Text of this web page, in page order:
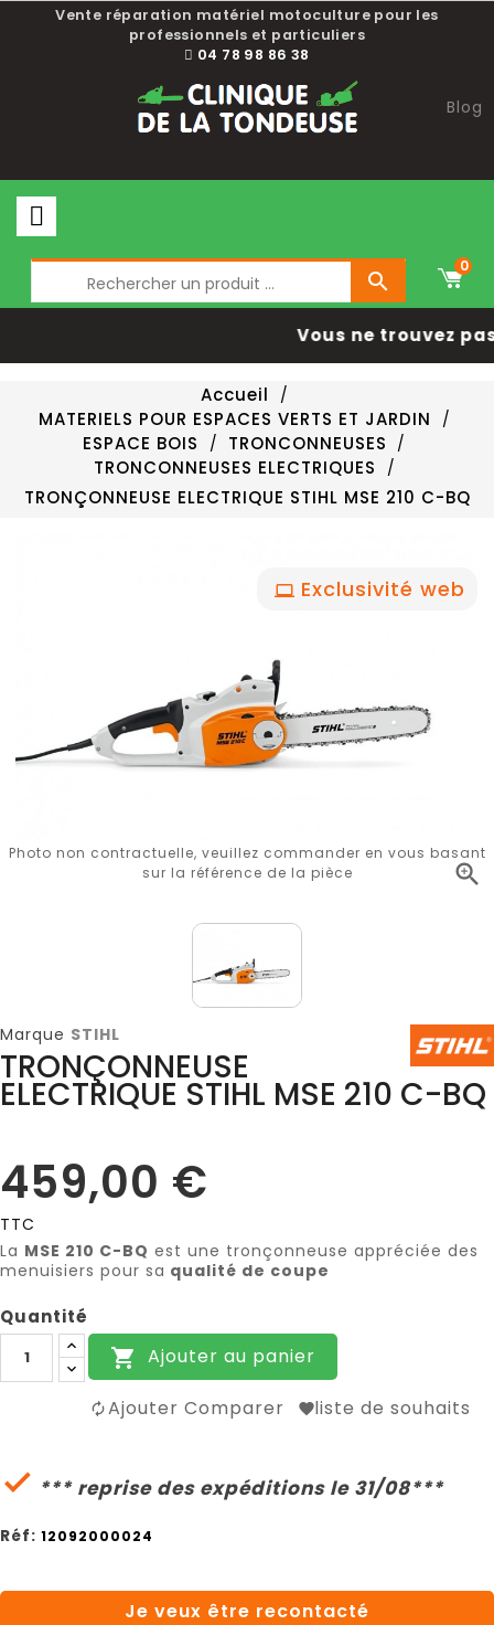
Vente réparation matériel motoculture pour les
professionnels et particuliers
04 78 98 86 38
Blog

0
Vous ne trouvez
Accueil
MATERIELS POUR ESPACES VERTS ET JARDIN
ESPACE BOIS
TRONCONNEUSES
TRONCONNEUSES ELECTRIQUES
TRONÇONNEUSE ELECTRIQUE STIHL MSE 210 C-BQ
Exclusivité web

Photo non contractuelle, veuillez commander en vous basant
sur la référence de la pièce
Marque STIHL
TRONÇONNEUSE
ELECTRIQUE STIHL MSE 210 C-BQ
459,00 €
TTC
La MSE 210 C-BQ est une tronçonneuse appréciée des
menuisiers pour sa qualité de coupe
Quantité
 Ajouter au panier
Ajouter Comparer liste de souhaits
 *** reprise des expéditions le 31/08***
Réf: 12092000024
Je veux être recontacté